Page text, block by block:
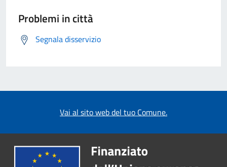
Problemi in città
Segnala disservizio
Vai al sito web del tuo Comune.